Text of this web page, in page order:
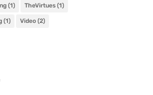
(1) TheVirtues(1)
(1) Video(2)